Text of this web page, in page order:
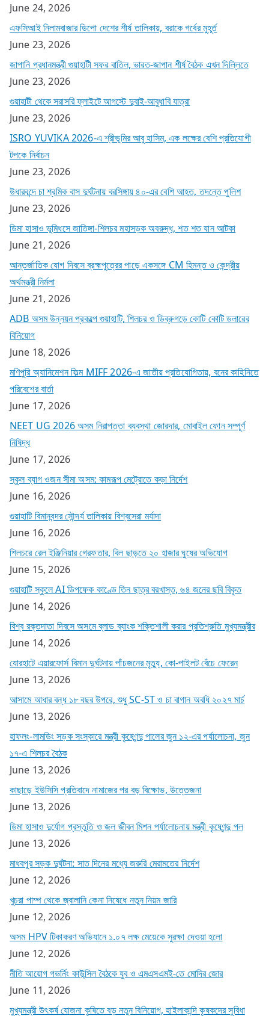
June 24, 2026
এফসিআই নিলামবাজার ডিপো দেশের শীর্ষ তালিকায়, বরাকে গর্বের মুহূর্ত
June 23, 2026
জাপানি প্রধানমন্ত্রী গুয়াহাটী সফর বাতিল, ভারত-জাপান শীর্ষ বৈঠক এখন দিল্লিতে
June 23, 2026
গুয়াহাটী থেকে সরাসরি ফ্লাইটে আগস্টে দুবাই-আবুধাবি যাত্রা
June 23, 2026
ISRO YUVIKA 2026-এ শ্রীভূমির আবু হাসিম, এক লক্ষের বেশি প্রতিযোগী
টপকে নির্বাচন
June 23, 2026
উধারবন্দে চা শ্রমিক বাস দুর্ঘটনায় বরসিঙ্গায় ৪০-এর বেশি আহত, তদন্তে পুলিশ
June 23, 2026
ডিমা হাসাও ভূমিধসে জাতিঙ্গা-শিলচর মহাসড়ক অবরুদ্ধ, শত শত যান আটকা
June 21, 2026
আন্তর্জাতিক যোগ দিবসে ব্রহ্মপুত্রের পাড়ে একসঙ্গে CM হিমন্ত ও কেন্দ্রীয়
অর্থমন্ত্রী নির্মলা
June 21, 2026
ADB অসম উন্নয়ন প্রকল্পে গুয়াহাটি, শিলচর ও ডিব্রুগড়ে কোটি কোটি ডলারের
বিনিয়োগ
June 18, 2026
মণিপুরি অ্যানিমেশন ফিল্ম MIFF 2026-এ জাতীয় প্রতিযোগিতায়, বনের কাহিনিতে
পরিবেশের বার্তা
June 17, 2026
NEET UG 2026 অসম নিরাপত্তা ব্যবস্থা জোরদার, মোবাইল ফোন সম্পূর্ণ
নিষিদ্ধ
June 17, 2026
স্কুল ব্যাগ ওজন সীমা অসম: কামরূপ মেট্রোতে কড়া নির্দেশ
June 16, 2026
গুয়াহাটি বিমানবন্দর সৌন্দর্য তালিকায় বিশ্বসেরা মর্যাদা
June 16, 2026
শিলচরে রেল ইঞ্জিনিয়ার গ্রেফতার, বিল ছাড়তে ২০ হাজার ঘুষের অভিযোগ
June 15, 2026
গুয়াহাটি স্কুলে AI ডিপফেক কাণ্ডে তিন ছাত্র বরখাস্ত, ৬৪ জনের ছবি বিকৃত
June 14, 2026
বিশ্ব রক্তদাতা দিবসে অসমে ব্লাড ব্যাংক শক্তিশালী করার প্রতিশ্রুতি মুখ্যমন্ত্রীর
June 14, 2026
যোরহাটে এয়ারফোর্স বিমান দুর্ঘটনায় পাঁচজনের মৃত্যু, কো-পাইলট বেঁচে ফেরেন
June 13, 2026
আসামে আধার বন্ধ ১৮ বছর উপরে, শুধু SC-ST ও চা বাগান অবধি ২০২৭ মার্চ
June 13, 2026
হাফলং-লামডিং সড়ক সংস্কারে মন্ত্রী কৃষ্ণেন্দু পালের জুন ১২-এর পর্যালোচনা, জুন
১৭-এ শিলচর বৈঠক
June 13, 2026
কাছাড়ে ইউসিসি প্রতিবাদে নামাজের পর বড় বিক্ষোভ, উত্তেজনা
June 13, 2026
ডিমা হাসাও দুর্যোগ প্রস্তুতি ও জল জীবন মিশন পর্যালোচনায় মন্ত্রী কৃষ্ণেন্দু পল
June 13, 2026
মাধবপুর সড়ক দুর্ঘটনা: সাত দিনের মধ্যে জরুরি মেরামতের নির্দেশ
June 12, 2026
খুচরা পাম্প থেকে জ্বালানি কেনা নিষেধে নতুন নিয়ম জারি
June 12, 2026
অসম HPV টিকাকরণ অভিযানে ১.০৭ লক্ষ মেয়েকে সুরক্ষা দেওয়া হলো
June 12, 2026
নীতি আয়োগ গভর্নিং কাউন্সিল বৈঠকে যুব ও এমএসএমই-তে মোদির জোর
June 11, 2026
মুখ্যমন্ত্রী উৎকর্ষ যোজনা কৃষিতে বড় নতুন বিনিয়োগ, হাইলাকান্দি কৃষকদের সুবিধা